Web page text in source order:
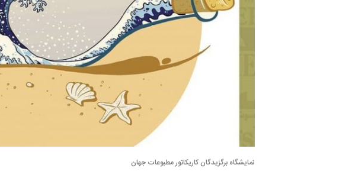
نمایشگاه برگزیدگان کاریکاتور مطبوعات جهان